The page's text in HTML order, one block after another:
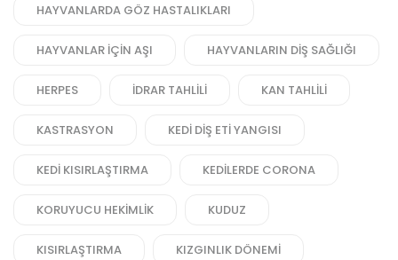
HAYVANLARDA GÖZ HASTALIKLARI
HAYVANLAR IÇIN AŞI HAYVANLARIN DIŞ SAĞLIĞI
HERPES IDRAR TAHLILI KAN TAHLILI
KASTRASYON KEDI DIŞ ETI YANGISI
KEDI KISIRLAŞTIRMA KEDILERDE CORONA
KORUYUCU HEKIMLIK KUDUZ
KISIRLAŞTIRMA KIZGINLIK DÖNEMI